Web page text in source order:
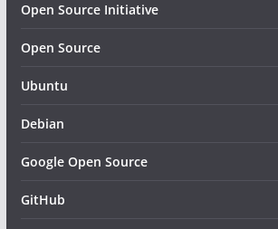
Open Source Initiative
Open Source
Ubuntu
Debian
Google Open Source
GitHub